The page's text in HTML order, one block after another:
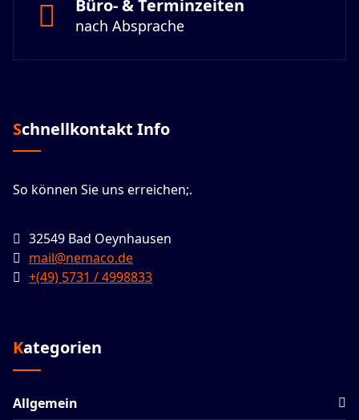
Büro- & Terminzeiten
nach Absprache
Schnellkontakt Info
So können Sie uns erreichen;.
32549 Bad Oeynhausen
mail@nemaco.de
+(49) 5731 / 4998833
Kategorien
Allgemein